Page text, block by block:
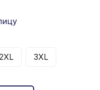
3XL